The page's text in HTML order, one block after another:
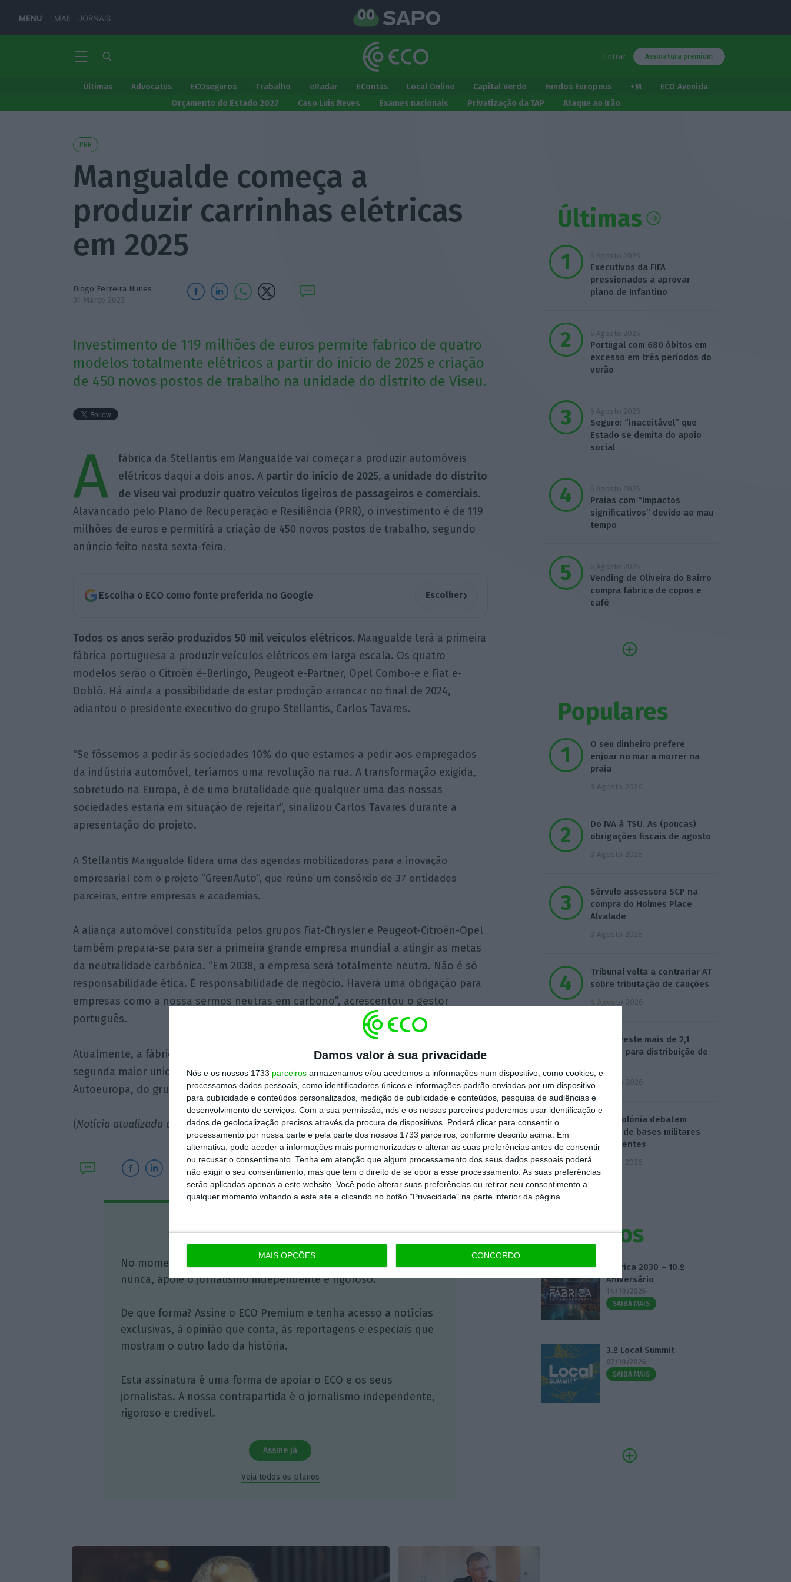
Damos valor à sua privacidade
Nós e os nossos 1733 parceiros armazenamos e/ou acedemos a informações num dispositivo, como cookies, e
processamos dados pessoais, como identificadores únicos e informações padrão enviadas por um dispositivo
para publicidade e conteúdos personalizados, medição de publicidade e conteúdos, pesquisa de audiências e
desenvolvimento de serviços. Com a sua permissão, nós e os nossos parceiros poderemos usar identificação e
dados de geolocalização precisos através da procura de dispositivos. Poderá clicar para consentir o
processamento por nossa parte e pela parte dos nossos 1733 parceiros, conforme descrito acima. Em
alternativa, pode aceder a informações mais pormenorizadas e alterar as suas preferências antes de consentir
ou recusar o consentimento. Tenha em atenção que algum processamento dos seus dados pessoais poderá
não exigir o seu consentimento, mas que tem o direito de se opor a esse processamento. As suas preferências
serão aplicadas apenas a este website. Você pode alterar suas preferências ou retirar seu consentimento a
qualquer momento voltando a este site e clicando no botão "Privacidade" na parte inferior da página.
MAIS OPÇÕES CONCORDO
MENU MAIL JORNAIS
Entrar Assinatura premium
Últimas Advocatus ECOseguros Trabalho eRadar EContas Local Online Capital Verde Fundos Europeus +M
ECO Avenida
Orçamento do Estado 2027
Caso Luís Neves Exames nacionais Privatização da TAP Ataque ao Irão
PRR
Mangualde começa a
produzir carrinhas elétricas
em 2025
Diogo Ferreira Nunes
31 Março 2023
Investimento de 119 milhões de euros permite fabrico de quatro
modelos totalmente elétricos a partir do início de 2025 e criação
de 450 novos postos de trabalho na unidade do distrito de Viseu.
A
fábrica da Stellantis em Mangualde vai começar a produzir automóveis
elétricos daqui a dois anos. Apartir do início de 2025, a unidade do distrito
de Viseu vai produzir quatro veículos ligeiros de passageiros e comerciais.
Alavancado pelo Plano de Recuperação e Resiliência (PRR), o investimento é de 119
milhões de euros e permitirá a criação de 450 novos postos de trabalho, segundo
anúncio feito nesta sexta-feira.
Escolha o ECO como fonte preferida no Google Escolher›
Todos os anos serão produzidos 50 mil veículos elétricos. Mangualde terá a primeira
fábrica portuguesa a produzir veículos elétricos em larga escala. Os quatro
modelos serão o Citroën ë-Berlingo, Peugeot e-Partner, Opel Combo-e e Fiat e-
Doblò. Há ainda a possibilidade de estar produção arrancar no final de 2024,
adiantou o presidente executivo do grupo Stellantis, Carlos Tavares.
“Se fôssemos a pedir às sociedades 10% do que estamos a pedir aos empregados
da indústria automóvel, teríamos uma revolução na rua. A transformação exigida,
sobretudo na Europa, é de uma brutalidade que qualquer uma das nossas
sociedades estaria em situação de rejeitar”, sinalizou Carlos Tavares durante a
apresentação do projeto.
A Stellantis Mangualde lidera uma das agendas mobilizadoras para a inovação
empresarial com o projeto “GreenAuto”, que reúne um consórcio de 37 entidades
parceiras, entre empresas e academias.
A aliança automóvel constituída pelos grupos Fiat-Chrysler e Peugeot-Citroën-Opel
também prepara-se para ser a primeira grande empresa mundial a atingir as metas
da neutralidade carbónica. “Em 2038, a empresa será totalmente neutra. Não é só
responsabilidade ética. É responsabilidade de negócio. Haverá uma obrigação para
empresas como a nossa sermos neutras em carbono”, acrescentou o gestor
português.
Atualmente, a fábrica da Stellantis Mangualde conta com 900 trabalhadores e é a
segunda maior unidade de produção de automóveis em Portugal, apenas atrás da
Autoeuropa, do grupo Volkswagen.
(Notícia atualizada às 18h28 com mais informação)
Assine o ECO Premium
No momento em que a informação é mais importante do que
nunca, apoie o jornalismo independente e rigoroso.
De que forma? Assine o ECO Premium e tenha acesso a notícias
exclusivas, à opinião que conta, às reportagens e especiais que
mostram o outro lado da história.
Esta assinatura é uma forma de apoiar o ECO e os seus
jornalistas. A nossa contrapartida é o jornalismo independente,
rigoroso e credível.
Assine já
Veja todos os planos
Últimas
6 Agosto 2026
Executivos da FIFA
pressionados a aprovar
plano de Infantino
6 Agosto 2026
Portugal com 680 óbitos em
excesso em três períodos do
verão
6 Agosto 2026
Seguro: “inaceitável” que
Estado se demita do apoio
social
6 Agosto 2026
Praias com “impactos
significativos” devido ao mau
tempo
6 Agosto 2026
Vending de Oliveira do Bairro
compra fábrica de copos e
café
Populares
O seu dinheiro prefere
enjoar no mar a morrer na
praia
3 Agosto 2026
Do IVA à TSU. As (poucas)
obrigações fiscais de agosto
3 Agosto 2026
Sérvulo assessora SCP na
compra do Holmes Place
Alvalade
3 Agosto 2026
Tribunal volta a contrariar AT
sobre tributação de cauções
4 Agosto 2026
Beja investe mais de 2,1
milhões para distribuição de
4 Agosto 2026
EUA e Polónia debatem
criação de bases militares
permanentes
5 Agosto 2026
Eventos
Fábrica 2030 – 10.º
Aniversário
14/10/2026
SAIBA MAIS
3.º Local Summit
07/10/2026
SAIBA MAIS